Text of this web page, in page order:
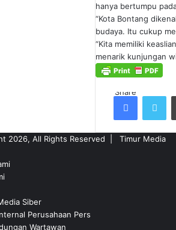
hanya bertumpu
“Kota Bontang
budaya. Itu cukup
“Kita memiliki
menarik kunjungan
ShareFacebook
2026, All Rights Reserved |
Timur Media
Siber
Perusahaan Pers
Wartawan